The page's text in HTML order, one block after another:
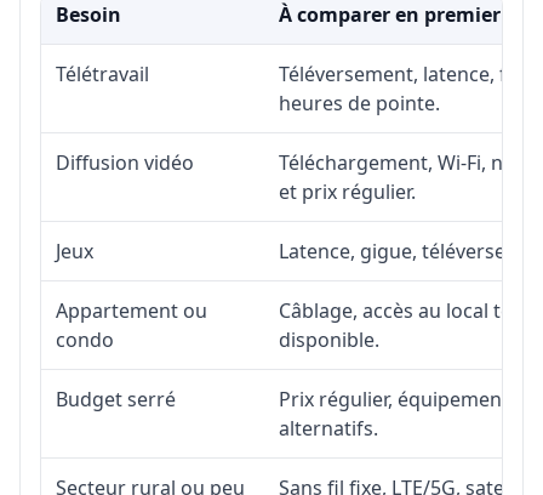
Besoin À comparer en premier
Télétravail
Téléversement, latence,
heures de pointe.
Diffusion vidéo
Téléchargement, Wi-Fi,
et prix régulier.
Jeux Latence, gigue,
Appartement ou
condo
Câblage, accès au local
disponible.
Budget serré
Prix régulier, équipement,
alternatifs.
Secteur rural ou peu
Sans fil fixe, LTE/5G,